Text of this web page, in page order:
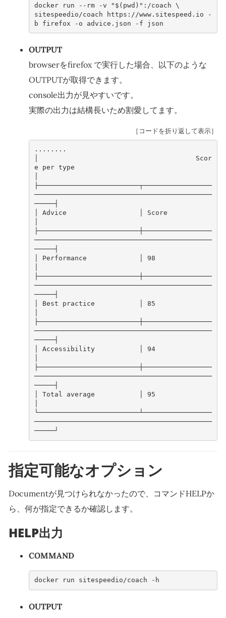
docker run --rm -v "$(pwd)":/coach \
sitespeedio/coach https://www.sitespeed.io -
b firefox -o advice.json -f json
OUTPUT
browserをfirefox で実行した場合、以下のような
OUTPUTが取得できます。
console出力が見やすいです。
実際の出力は結構長いため割愛してます。
［コードを折り返して表示］
........
│                                       Scor
e per type
├─────────────────────────┬─────────────────
────────────────────────────────────────────
─────┤
│ Advice                  │ Score
├─────────────────────────┼─────────────────
────────────────────────────────────────────
─────┤
│ Performance             │ 98
├─────────────────────────┼─────────────────
────────────────────────────────────────────
─────┤
│ Best practice           │ 85
├─────────────────────────┼─────────────────
────────────────────────────────────────────
─────┤
│ Accessibility           │ 94
├─────────────────────────┼─────────────────
────────────────────────────────────────────
─────┤
│ Total average           │ 95
└─────────────────────────┴─────────────────
────────────────────────────────────────────
─────┘
指定可能なオプション
Documentが見つけられなかったので、コマンドHELPか
ら、何が指定できるか確認します。
HELP出力
COMMAND
docker run sitespeedio/coach -h
OUTPUT